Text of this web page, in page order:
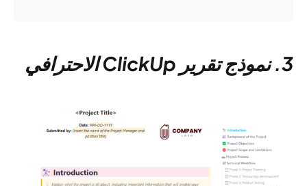
3. نموذج تقرير ClickUp الاحترافي